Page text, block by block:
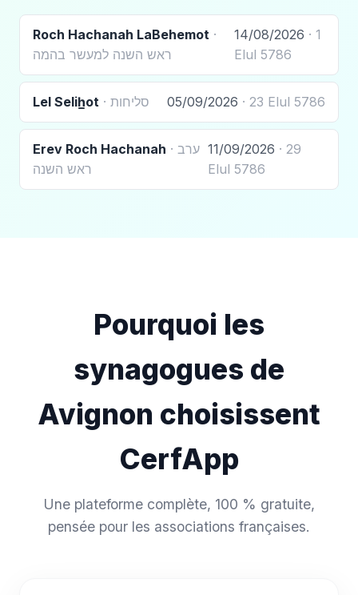
Roch Hachanah LaBehemot ·
ראש השנה למעשר בהמה
14/08/2026 · 1
Elul 5786
Lel Selih̲ot · סליחות 05/09/2026 · 23 Elul 5786
Erev Roch Hachanah · ערב
ראש השנה
11/09/2026 · 29
Elul 5786
Pourquoi les
synagogues de
Avignon choisissent
CerfApp
Une plateforme complète, 100 % gratuite,
pensée pour les associations françaises.